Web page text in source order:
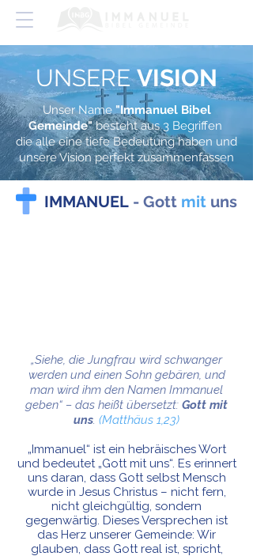
UNSEREVISION
Unser Name "Immanuel Bibel
Gemeinde"besteht aus 3 Begriffen
die alle eine tiefe Bedeutung haben und
unsere Vision perfekt zusammenfassen
IMMANUEL - Gott mit uns
„Siehe, die Jungfrau wird schwanger
werden und einen Sohn gebären, und
man wird ihm den Namen Immanuel
geben“ – das heißt übersetzt: Gott mit
uns. (Matthäus 1,23)
„Immanuel“ ist ein hebräisches Wort
und bedeutet „Gott mit uns“. Es erinnert
uns daran, dass Gott selbst Mensch
wurde in Jesus Christus – nicht fern,
nicht gleichgültig, sondern
gegenwärtig. Dieses Versprechen ist
das Herz unserer Gemeinde: Wir
glauben, dass Gott real ist, spricht,